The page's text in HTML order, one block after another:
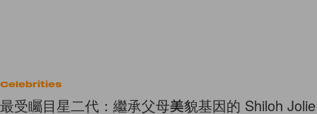
Celebrities
最受矚目星二代：繼承父母美貌基因的 Shiloh Jolie